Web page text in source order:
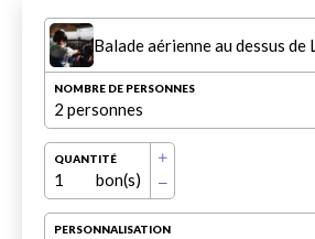
NOMBRE DE PERSONNES
2 personnes
QUANTITÉ
1 bon(s)
PERSONNALISATION